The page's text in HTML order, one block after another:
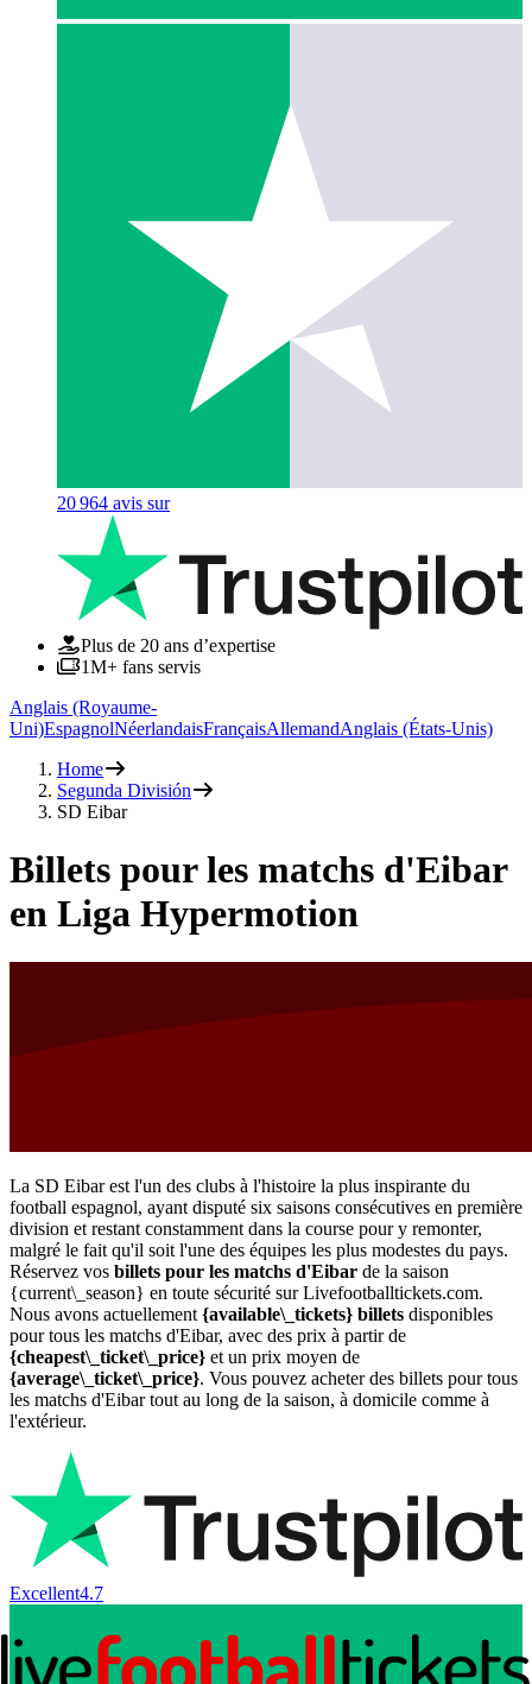
20 964 avis sur
Plus de 20 ans d’expertise
1M+ fans servis
Anglais (Royaume-
Uni)EspagnolNéerlandaisFrançaisAllemandAnglais (États-Unis)
Home
Segunda División
SD Eibar
Billets pour les matchs d'Eibar
en Liga Hypermotion
La SD Eibar est l'un des clubs à l'histoire la plus inspirante du
football espagnol, ayant disputé six saisons consécutives en première
division et restant constamment dans la course pour y remonter,
malgré le fait qu'il soit l'une des équipes les plus modestes du pays.
Réservez vos billets pour les matchs d'Eibar de la saison
{current\_season} en toute sécurité sur Livefootballtickets.com.
Nous avons actuellement {available\_tickets} billets disponibles
pour tous les matchs d'Eibar, avec des prix à partir de
{cheapest\_ticket\_price} et un prix moyen de
{average\_ticket\_price}. Vous pouvez acheter des billets pour tous
les matchs d'Eibar tout au long de la saison, à domicile comme à
l'extérieur.
Excellent4.7